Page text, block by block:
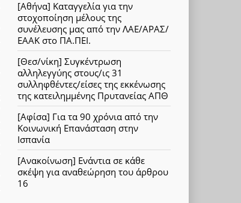
[Αθήνα] Καταγγελία για την
στοχοποίηση μέλους της
συνέλευσης μας από την ΛΑΕ/ΑΡΑΣ/
ΕΑΑΚ στο ΠΑ.ΠΕΙ.
[Θεσ/νίκη] Συγκέντρωση
αλληλεγγύης στους/ις 31
συλληφθέντες/είσες της εκκένωσης
της κατειλημμένης Πρυτανείας ΑΠΘ
[Αφίσα] Για τα 90 χρόνια από την
Κοινωνική Επανάσταση στην
Ισπανία
[Ανακοίνωση] Ενάντια σε κάθε
σκέψη για αναθεώρηση του άρθρου
16